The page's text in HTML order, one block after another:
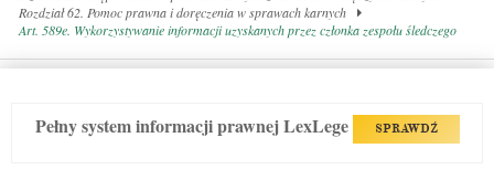
Rozdział 62. Pomoc prawna i doręczenia w sprawach karnych
Art. 589e. Wykorzystywanie informacji uzyskanych przez członka zespołu śledczego
Pełny system informacji prawnej LexLege SPRAWDŹ